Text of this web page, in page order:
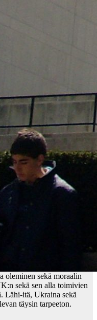
oleminen sekä moraalin
sekä sen alla toimivien
Lähi-itä, Ukraina sekä
täysin tarpeeton.